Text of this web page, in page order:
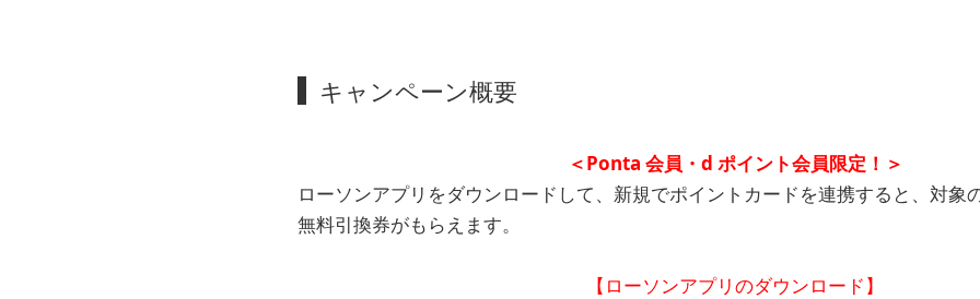
キャンペーン概要
＜Ponta 会員・d ポイント会員限定！＞
ローソンアプリをダウンロードして、新規でポイントカードを連携すると、対象
無料引換券がもらえます。
【ローソンアプリのダウンロード】